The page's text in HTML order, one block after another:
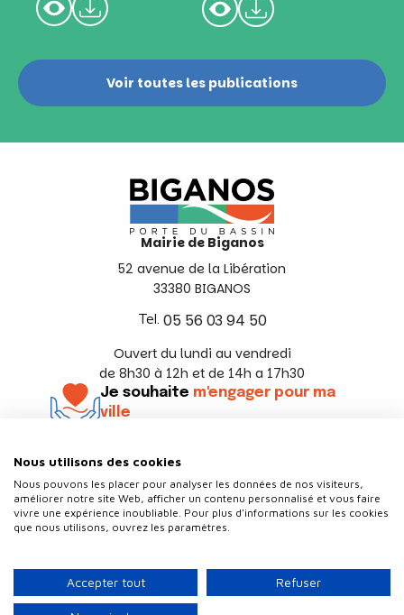
Voir toutes les publications
Mairie de Biganos
52 avenue de la Libération
33380 BIGANOS
Tel. 05 56 03 94 50
Ouvert du lundi au vendredi
de 8h30 à 12h et de 14h a 17h30
Je souhaite m'engager pour ma
ville
Politique de confidentialité
Plan du site
Nous utilisons des cookies
Nous pouvons les placer pour analyser les données de nos visiteurs,
améliorer notre site Web, afficher un contenu personnalisé et vous faire
vivre une expérience inoubliable. Pour plus d'informations sur les cookies
que nous utilisons, ouvrez les paramètres.
Accepter tout Refuser